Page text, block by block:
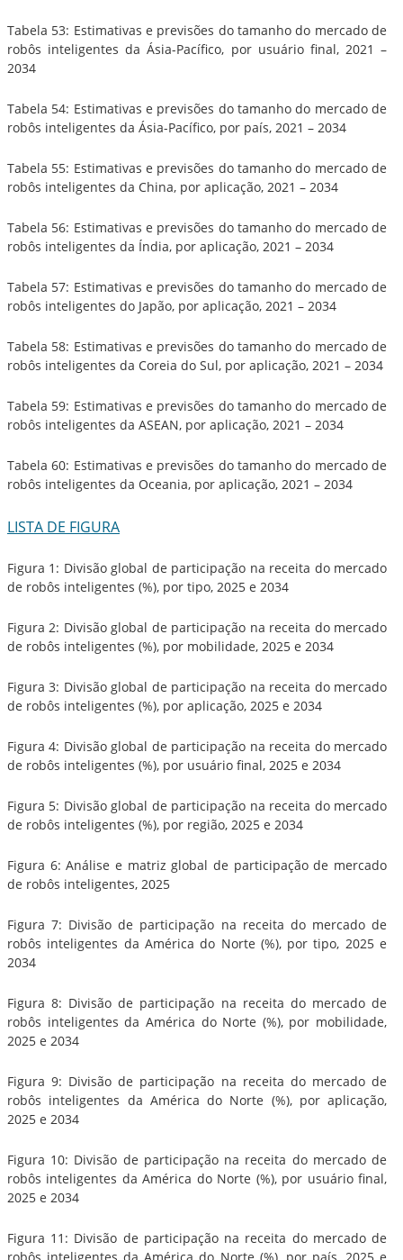
Tabela 53: Estimativas e previsões do tamanho do mercado de
robôs inteligentes da Ásia-Pacífico, por usuário final, 2021 –
2034
Tabela 54: Estimativas e previsões do tamanho do mercado de
robôs inteligentes da Ásia-Pacífico, por país, 2021 – 2034
Tabela 55: Estimativas e previsões do tamanho do mercado de
robôs inteligentes da China, por aplicação, 2021 – 2034
Tabela 56: Estimativas e previsões do tamanho do mercado de
robôs inteligentes da Índia, por aplicação, 2021 – 2034
Tabela 57: Estimativas e previsões do tamanho do mercado de
robôs inteligentes do Japão, por aplicação, 2021 – 2034
Tabela 58: Estimativas e previsões do tamanho do mercado de
robôs inteligentes da Coreia do Sul, por aplicação, 2021 – 2034
Tabela 59: Estimativas e previsões do tamanho do mercado de
robôs inteligentes da ASEAN, por aplicação, 2021 – 2034
Tabela 60: Estimativas e previsões do tamanho do mercado de
robôs inteligentes da Oceania, por aplicação, 2021 – 2034
LISTA DE FIGURA
Figura 1: Divisão global de participação na receita do mercado
de robôs inteligentes (%), por tipo, 2025 e 2034
Figura 2: Divisão global de participação na receita do mercado
de robôs inteligentes (%), por mobilidade, 2025 e 2034
Figura 3: Divisão global de participação na receita do mercado
de robôs inteligentes (%), por aplicação, 2025 e 2034
Figura 4: Divisão global de participação na receita do mercado
de robôs inteligentes (%), por usuário final, 2025 e 2034
Figura 5: Divisão global de participação na receita do mercado
de robôs inteligentes (%), por região, 2025 e 2034
Figura 6: Análise e matriz global de participação de mercado
de robôs inteligentes, 2025
Figura 7: Divisão de participação na receita do mercado de
robôs inteligentes da América do Norte (%), por tipo, 2025 e
2034
Figura 8: Divisão de participação na receita do mercado de
robôs inteligentes da América do Norte (%), por mobilidade,
2025 e 2034
Figura 9: Divisão de participação na receita do mercado de
robôs inteligentes da América do Norte (%), por aplicação,
2025 e 2034
Figura 10: Divisão de participação na receita do mercado de
robôs inteligentes da América do Norte (%), por usuário final,
2025 e 2034
Figura 11: Divisão de participação na receita do mercado de